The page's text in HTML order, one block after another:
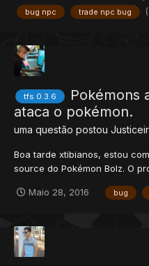
Aparece uma mensagem
bug npc trade npc bug
tfs 0.3.6
Pokémons
ataca o pokémon.
uma questão postou
Boa tarde xtibianos, estou
source do Pokémon Bolz. O
fora da PokeBall. Alguém por
Maio 28, 2016 bug